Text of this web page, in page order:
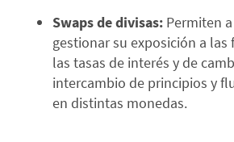
Swaps de divisas: Permiten
gestionar su exposición a
las tasas de interés y de
intercambio de principios y
en distintas monedas.